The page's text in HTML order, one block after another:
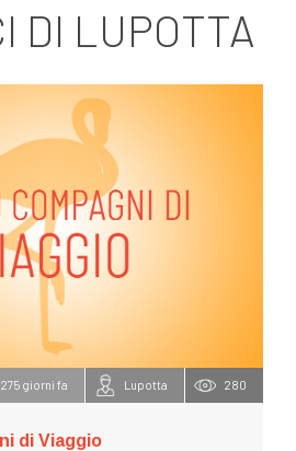
DI LUPOTTA
275 giorni fa Lupotta 280
di Viaggio